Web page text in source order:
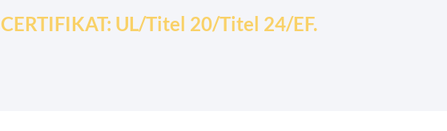
CERTIFIKAT: UL/Titel 20/Titel 24/EF.